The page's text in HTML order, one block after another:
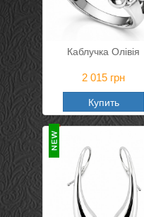
Каблучка Олівія
2 015 грн
Купить